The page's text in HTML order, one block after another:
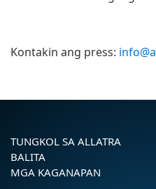
Kontakin ang press:
TUNGKOL SA ALLATRA
BALITA
MGA KAGANAPAN